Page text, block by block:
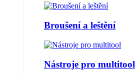
Broušení a leštění
Nástroje pro multitool